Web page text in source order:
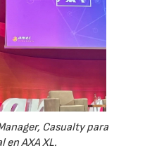
Casualty para
en AXA XL.